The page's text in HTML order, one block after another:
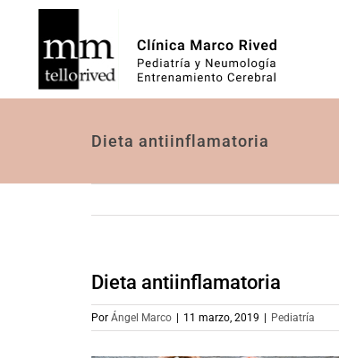
contenido
Dieta antiinflamatoria
Dieta antiinflamatoria
Por Ángel Marco 11 marzo, 2019 Pediatría